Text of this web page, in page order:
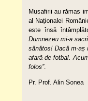
Musafirii au rămas
al Naționalei
este însă
Dumnezeu mi-a
sănătos! Dacă m-aș
afară de fotbal.
folos”.
Pr. Prof. Alin Sonea